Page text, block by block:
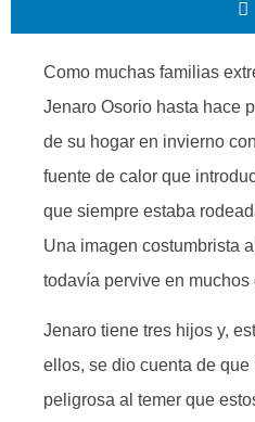
Como muchas familias
Jenaro Osorio hasta hace
de su hogar en invierno
fuente de calor que
que siempre estaba
Una imagen costumbrista
todavía pervive en
Jenaro tiene tres hijos y,
ellos, se dio cuenta de
peligrosa al temer que